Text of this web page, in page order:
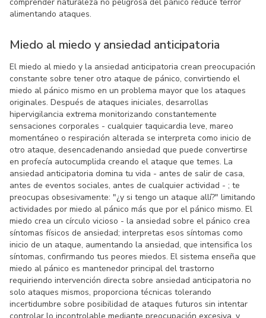
alimentando ataques.
Miedo al miedo y ansiedad anticipatoria
El miedo al miedo y la ansiedad anticipatoria crean preocupación
constante sobre tener otro ataque de pánico, convirtiendo el
miedo al pánico mismo en un problema mayor que los ataques
originales. Después de ataques iniciales, desarrollas
hipervigilancia extrema monitorizando constantemente
sensaciones corporales - cualquier taquicardia leve, mareo
momentáneo o respiración alterada se interpreta como inicio de
otro ataque, desencadenando ansiedad que puede convertirse
en profecía autocumplida creando el ataque que temes. La
ansiedad anticipatoria domina tu vida - antes de salir de casa,
antes de eventos sociales, antes de cualquier actividad - ; te
preocupas obsesivamente: "¿y si tengo un ataque allí?" limitando
actividades por miedo al pánico más que por el pánico mismo. El
miedo crea un círculo vicioso - la ansiedad sobre el pánico crea
síntomas físicos de ansiedad; interpretas esos síntomas como
inicio de un ataque, aumentando la ansiedad, que intensifica los
síntomas, confirmando tus peores miedos. El sistema enseña que
miedo al pánico es mantenedor principal del trastorno
requiriendo intervención directa sobre ansiedad anticipatoria no
solo ataques mismos, proporciona técnicas tolerando
incertidumbre sobre posibilidad de ataques futuros sin intentar